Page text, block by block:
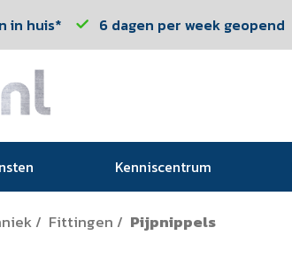
in huis* 6 dagen per week geopend
Kenniscentrum
/ Fittingen / Pijpnippels